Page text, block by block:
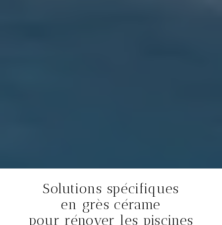
Solutions spécifiques
en grès cérame
pour rénover les piscines